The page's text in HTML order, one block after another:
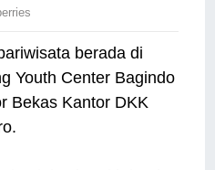
berada di
Youth Center Bagindo
Bekas Kantor DKK